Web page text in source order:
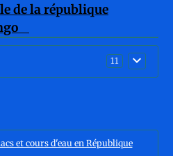
11
et cours d'eau en République